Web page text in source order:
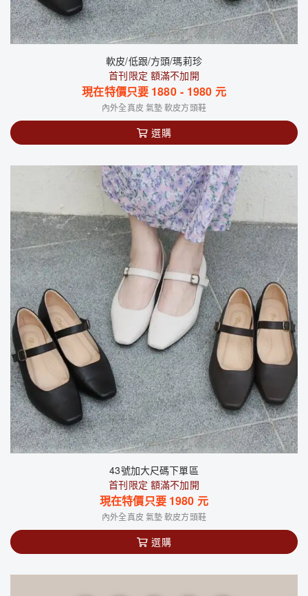
軟皮/低跟/方頭/瑪莉珍
首刊限定 額滿不加開
現在特價只要 1880 - 1980 元
內外全真皮 氣墊 軟皮方頭鞋
選購
43號加大尺碼下單區
首刊限定 額滿不加開
現在特價只要 1980 元
內外全真皮 氣墊 軟皮方頭鞋
選購